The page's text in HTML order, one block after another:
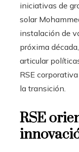
iniciativas de
solar
instalación de
próxima
articular
RSE
la transición.
RSE